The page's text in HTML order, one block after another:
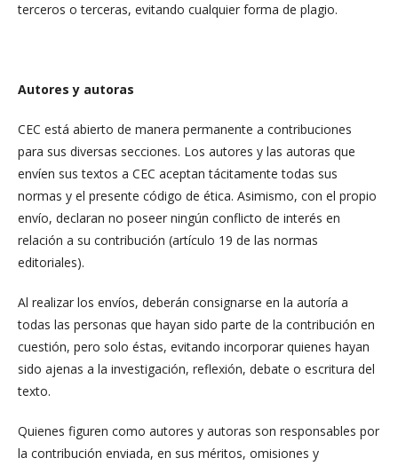
terceros o terceras, evitando cualquier forma de plagio.
Autores y autoras
CEC está abierto de manera permanente a contribuciones
para sus diversas secciones. Los autores y las autoras que
envíen sus textos a CEC aceptan tácitamente todas sus
normas y el presente código de ética. Asimismo, con el propio
envío, declaran no poseer ningún conflicto de interés en
relación a su contribución (artículo 19 de las normas
editoriales).
Al realizar los envíos, deberán consignarse en la autoría a
todas las personas que hayan sido parte de la contribución en
cuestión, pero solo éstas, evitando incorporar quienes hayan
sido ajenas a la investigación, reflexión, debate o escritura del
texto.
Quienes figuren como autores y autoras son responsables por
la contribución enviada, en sus méritos, omisiones y